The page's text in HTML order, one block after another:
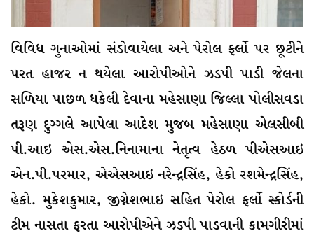
વિવિધ ગુનાઓમાં સંડોવાયેલા અને પેરોલ ફર્લો પર છૂટીને
પરત હાજર ન થયેલા આરોપીઓને ઝડપી પાડી જેલના
સળિયા પાછળ ધકેલી દેવાના મહેસાણા જિલ્લા પોલીસવડા
તરૂણ દુગ્ગલે આપેલા આદેશ મુજબ મહેસાણા એલસીબી
પી.આઇ એસ.એસ.નિનામાના નેતૃત્વ હેઠળ પીએસઆઇ
એન.પી.પરમાર, એએસઆઇ નરેન્દ્રસિંહ, હેકો રશમેન્દ્રસિંહ,
હેકો. મુકેશકુમાર, જીગ્નેશભાઇ સહિત પેરોલ ફર્લો સ્કોર્ડની
ટીમ નાસતા ફરતા આરોપીએને ઝડપી પાડવાની કામગીરીમાં